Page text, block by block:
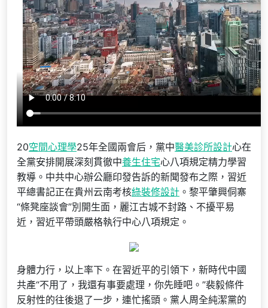
20空間心理學25年全國兩會后，黨中醫美診所設計心在
全黨安排開展深刻貫徹中養生住宅心八項規定精力學習
教導。中共中心辦公廳印發告訴的新聞發布之際，習近
平總書記正在貴州云南考核綠裝修設計 。黎平肇興侗寨
“條凳座談會”別開生面，麗江古城不封路、不擾平易
近，習近平帶頭嚴格執行中心八項規定。
身體力行，以上率下。在習近平的引領下，新時代中國
共產“不用了，我還有事要處理，你先睡吧。”裴毅條件
反射性的往後退了一步，連忙搖頭。黨人周全純潔黨的